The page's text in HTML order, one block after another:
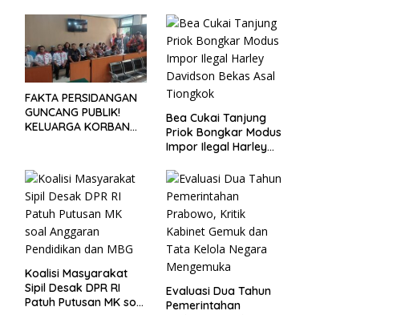
FAKTA PERSIDANGAN
GUNCANG PUBLIK!
KELUARGA KORBAN
TUNTUTAN DITUNDA
Bea Cukai Tanjung
Priok Bongkar Modus
Impor Ilegal Harley
Tiongkok
Koalisi Masyarakat
Sipil Desak DPR RI
Patuh Putusan MK soal
Evaluasi Dua Tahun
Pemerintahan